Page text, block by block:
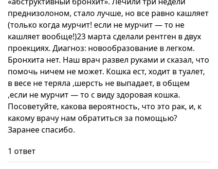
преднизолоном, стало лучше, но все равно кашляет
(только когда мурчит! если не мурчит — то не
кашляет вообще!)23 марта сделали рентген в двух
проекциях. Диагноз: новообразование в легком.
Бронхита нет. Наш врач развел руками и сказал, что
помочь ничем не может. Кошка ест, ходит в туалет,
в весе не теряла ,шерсть не выпадает, в общем
,если не мурчит — то с виду здоровая кошка.
Посоветуйте, какова вероятность, что это рак, и, к
какому врачу нам обратиться за помощью?
Заранее спасибо.
1 ответ